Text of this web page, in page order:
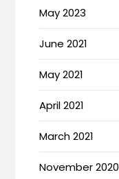
May 2023
June 2021
May 2021
April 2021
March 2021
November 2020